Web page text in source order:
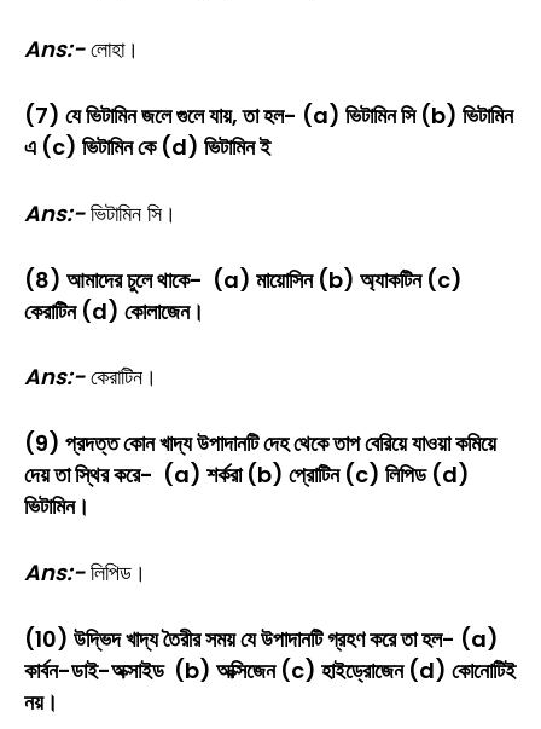
Ans:-লোহা।
(7) যে ভিটামিন জলে গুলে যায়, তা হল- (a) ভিটামিন সি (b) ভিটামিন
এ (c) ভিটামিন কে (d) ভিটামিন ই
Ans:-ভিটামিন সি।
(8) আমাদের চুলে থাকে- (a) মায়োসিন (b) অ্যাকটিন (c)
কেরাটিন (d) কোলাজেন।
Ans:-কেরাটিন।
(9) প্রদত্ত কোন খাদ্য উপাদানটি দেহ থেকে তাপ বেরিয়ে যাওয়া কমিয়ে
দেয় তা স্থির করে- (a) শর্করা (b) প্রোটিন (c) লিপিড (d)
ভিটামিন।
Ans:-লিপিড।
(10) উদ্ভিদ খাদ্য তৈরীর সময় যে উপাদানটি গ্রহণ করে তা হল- (a)
কার্বন-ডাই-অক্সাইড (b) অক্সিজেন (c) হাইড্রোজেন (d) কোনোটিই
নয়।